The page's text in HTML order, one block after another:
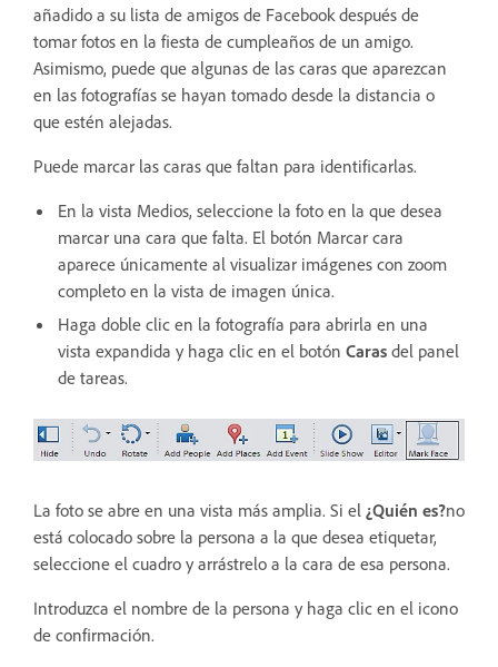
añadido a su lista de amigos de Facebook después de
tomar fotos en la fiesta de cumpleaños de un amigo.
Asimismo, puede que algunas de las caras que aparezcan
en las fotografías se hayan tomado desde la distancia o
que estén alejadas.
Puede marcar las caras que faltan para identificarlas.
En la vista Medios, seleccione la foto en la que desea
marcar una cara que falta. El botón Marcar cara
aparece únicamente al visualizar imágenes con zoom
completo en la vista de imagen única.
Haga doble clic en la fotografía para abrirla en una
vista expandida y haga clic en el botón Caras del panel
de tareas.
La foto se abre en una vista más amplia. Si el ¿Quién es?no
está colocado sobre la persona a la que desea etiquetar,
seleccione el cuadro y arrástrelo a la cara de esa persona.
Introduzca el nombre de la persona y haga clic en el icono
de confirmación.